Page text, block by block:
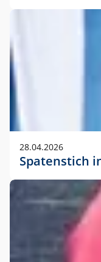
28.04.2026
Spatenstich